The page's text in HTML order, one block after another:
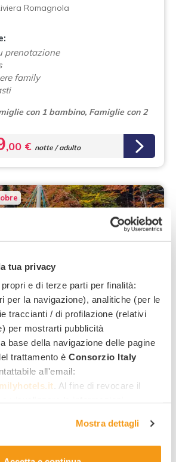
tua privacy
e di terze parti per finalità:
per la navigazione), analitiche (per le
traccianti / di profilazione (relativi
per mostrarti pubblicità
base della navigazione delle pagine
trattamento è Consorzio Italy
all'email:
. Al fine di revocare il
link trovi la nostra informativa
Mostra dettagli
Romagnola
prenotazione
family
con 1 bambino, Famiglie con 2
,00 € notte / adulto
Andalo
all'Alpino: anche
2026 al 01/11/2026
Baby Family***s
Alto Adige